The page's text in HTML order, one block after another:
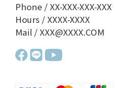
Phone / XX-XXX-XXX-XXX
Hours / XXXX-XXXX
Mail / XXX@XXXX.COM